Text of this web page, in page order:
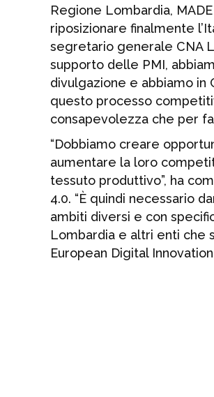
Regione Lombardia,
riposizionare finalmente
segretario generale CNA
supporto delle PMI,
divulgazione e abbiamo in
questo processo
consapevolezza che per
“Dobbiamo creare
aumentare la loro
tessuto produttivo”, ha
4.0. “È quindi necessario
ambiti diversi e con
Lombardia e altri enti che
European Digital